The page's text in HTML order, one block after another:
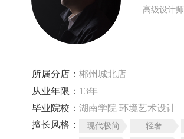
高级设计师
所属分店： 郴州城北店
从业年限： 13年
毕业院校： 湖南学院 环境艺术设计
擅长风格：
现代极简 轻奢